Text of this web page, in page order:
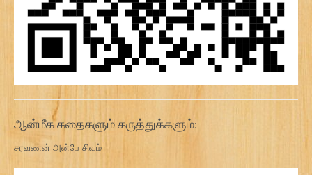
ஆன்மீக கதைகளும் கருத்துக்களும்:
சரவணன் அன்பே சிவம்